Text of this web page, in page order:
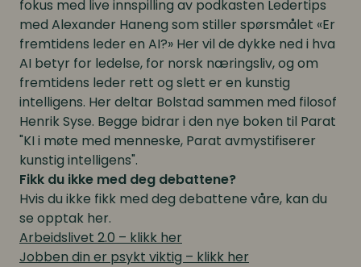
fokus med live innspilling av podkasten Ledertips
med Alexander Haneng som stiller spørsmålet «Er
fremtidens leder en AI?» Her vil de dykke ned i hva
AI betyr for ledelse, for norsk næringsliv, og om
fremtidens leder rett og slett er en kunstig
intelligens. Her deltar Bolstad sammen med filosof
Henrik Syse. Begge bidrar i den nye boken til Parat
"KI i møte med menneske, Parat avmystifiserer
kunstig intelligens".
Fikk du ikke med deg debattene?
Hvis du ikke fikk med deg debattene våre, kan du
se opptak her.
Arbeidslivet 2.0 – klikk her
Jobben din er psykt viktig – klikk her